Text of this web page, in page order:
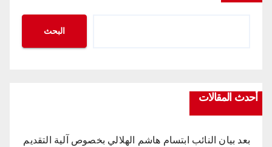
البحث
أحدث المقالات
بعد بيان النائب ابتسام هاشم الهلالي بخصوص آلية التقديم